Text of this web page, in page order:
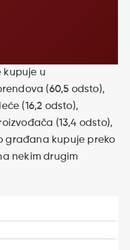
kupuje u
(60,5 odsto),
(16,2 odsto),
(13,4 odsto),
građana kupuje preko
nekim drugim